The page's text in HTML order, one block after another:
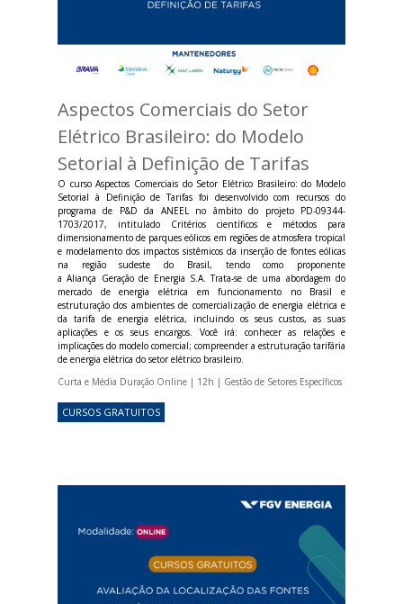
Aspectos Comerciais do Setor
Elétrico Brasileiro: do Modelo
Setorial à Definição de Tarifas
O curso Aspectos Comerciais do Setor Elétrico Brasileiro: do Modelo
Setorial à Definição de Tarifas foi desenvolvido com recursos do
programa de P&D da ANEEL no âmbito do projeto PD-09344-
1703/2017, intitulado Critérios científicos e métodos para
dimensionamento de parques eólicos em regiões de atmosfera tropical
e modelamento dos impactos sistêmicos da inserção de fontes eólicas
na região sudeste do Brasil, tendo como proponente
a Aliança Geração de Energia S.A. Trata-se de uma abordagem do
mercado de energia elétrica em funcionamento no Brasil e
estruturação dos ambientes de comercialização de energia elétrica e
da tarifa de energia elétrica, incluindo os seus custos, as suas
aplicações e os seus encargos. Você irá: conhecer as relações e
implicações do modelo comercial; compreender a estruturação tarifária
de energia elétrica do setor elétrico brasileiro.
Curta e Média Duração Online | 12h | Gestão de Setores Específicos
CURSOS GRATUITOS